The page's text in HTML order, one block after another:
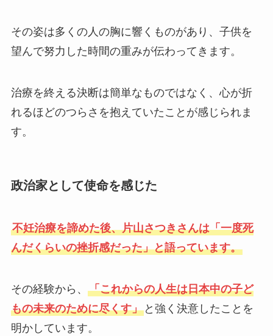
その姿は多くの人の胸に響くものがあり、子供を
望んで努力した時間の重みが伝わってきます。
治療を終える決断は簡単なものではなく、心が折
れるほどのつらさを抱えていたことが感じられま
す。
政治家として使命を感じた
不妊治療を諦めた後、片山さつきさんは「一度死
んだくらいの挫折感だった」と語っています。
その経験から、 「これからの人生は日本中の子ど
もの未来のために尽くす」と強く決意したことを
明かしています。